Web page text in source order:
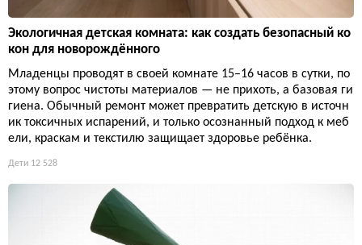
Экологичная детская комната: как создать безопасный ко
кон для новорождённого
Младенцы проводят в своей комнате 15–16 часов в сутки, по
этому вопрос чистоты материалов — не прихоть, а базовая ги
гиена. Обычный ремонт может превратить детскую в источн
ик токсичных испарений, и только осознанный подход к меб
ели, краскам и текстилю защищает здоровье ребёнка.
Дети 12 528